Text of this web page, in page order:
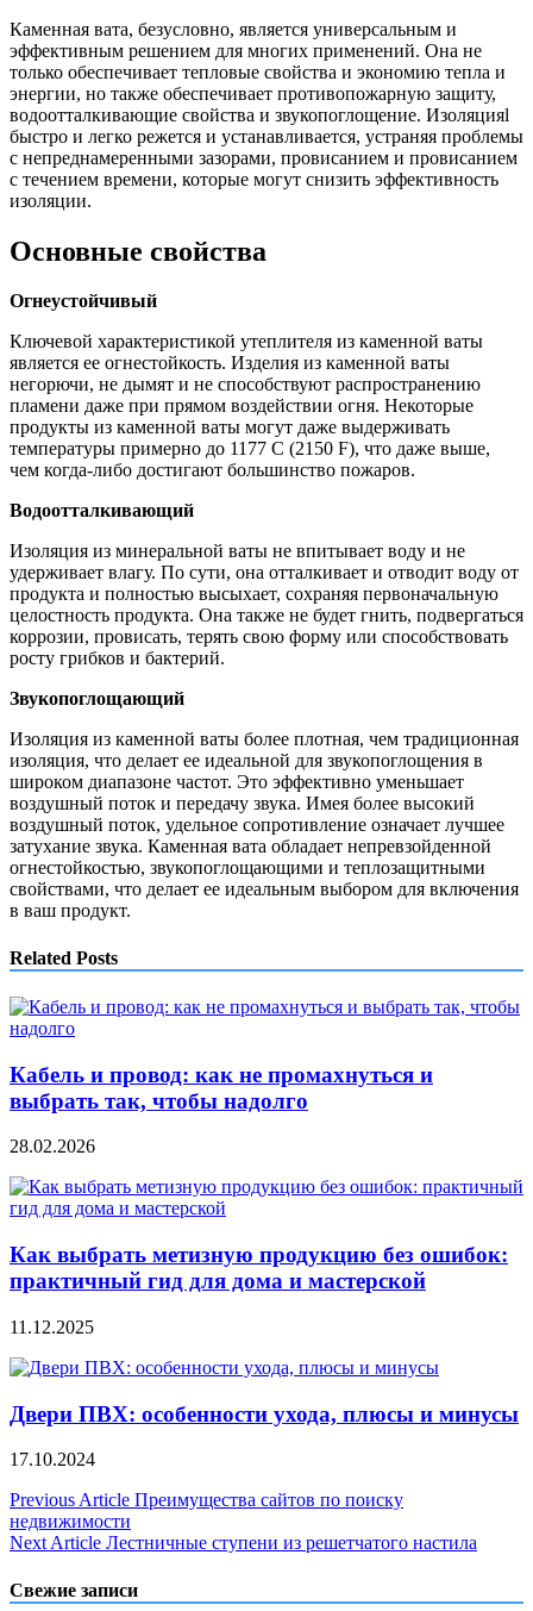
Каменная вата, безусловно, является универсальным и
эффективным решением для многих применений. Она не
только обеспечивает тепловые свойства и экономию тепла и
энергии, но также обеспечивает противопожарную защиту,
водоотталкивающие свойства и звукопоглощение. Изоляцияl
быстро и легко режется и устанавливается, устраняя проблемы
с непреднамеренными зазорами, провисанием и провисанием
с течением времени, которые могут снизить эффективность
изоляции.
Основные свойства
Огнеустойчивый
Ключевой характеристикой утеплителя из каменной ваты
является ее огнестойкость. Изделия из каменной ваты
негорючи, не дымят и не способствуют распространению
пламени даже при прямом воздействии огня. Некоторые
продукты из каменной ваты могут даже выдерживать
температуры примерно до 1177 C (2150 F), что даже выше,
чем когда-либо достигают большинство пожаров.
Водоотталкивающий
Изоляция из минеральной ваты не впитывает воду и не
удерживает влагу. По сути, она отталкивает и отводит воду от
продукта и полностью высыхает, сохраняя первоначальную
целостность продукта. Она также не будет гнить, подвергаться
коррозии, провисать, терять свою форму или способствовать
росту грибков и бактерий.
Звукопоглощающий
Изоляция из каменной ваты более плотная, чем традиционная
изоляция, что делает ее идеальной для звукопоглощения в
широком диапазоне частот. Это эффективно уменьшает
воздушный поток и передачу звука. Имея более высокий
воздушный поток, удельное сопротивление означает лучшее
затухание звука. Каменная вата обладает непревзойденной
огнестойкостью, звукопоглощающими и теплозащитными
свойствами, что делает ее идеальным выбором для включения
в ваш продукт.
Related Posts
Кабель и провод: как не промахнуться и
выбрать так, чтобы надолго
28.02.2026
Как выбрать метизную продукцию без ошибок:
практичный гид для дома и мастерской
11.12.2025
Двери ПВХ: особенности ухода, плюсы и минусы
17.10.2024
Навигация
по
Previous Article Преимущества сайтов по поиску
недвижимости
Next Article Лестничные ступени из решетчатого настила
Свежие записи